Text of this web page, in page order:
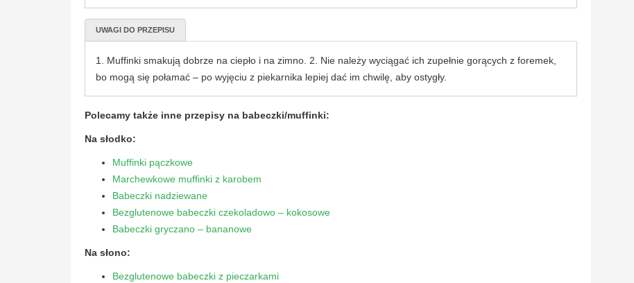
UWAGI DO PRZEPISU
1. Muffinki smakują dobrze na ciepło i na zimno. 2. Nie należy wyciągać ich zupełnie gorących z foremek,
bo mogą się połamać – po wyjęciu z piekarnika lepiej dać im chwilę, aby ostygły.
Polecamy także inne przepisy na babeczki/muffinki:
Na słodko:
Muffinki pączkowe
Marchewkowe muffinki z karobem
Babeczki nadziewane
Bezglutenowe babeczki czekoladowo – kokosowe
Babeczki gryczano – bananowe
Na słono:
Bezglutenowe babeczki z pieczarkami